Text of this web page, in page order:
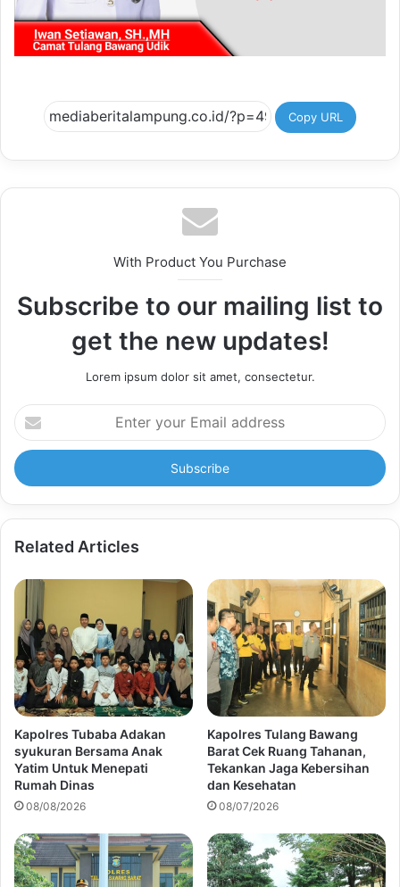
Copy URL
With Product You Purchase
Subscribe to our mailing list to
get the new updates!
Lorem ipsum dolor sit amet, consectetur.
Enter
your
Email
address
Related Articles
Kapolres Tubaba Adakan
syukuran Bersama Anak
Yatim Untuk Menepati
Rumah Dinas
08/08/2026
Kapolres Tulang Bawang
Barat Cek Ruang Tahanan,
Tekankan Jaga Kebersihan
dan Kesehatan
08/07/2026